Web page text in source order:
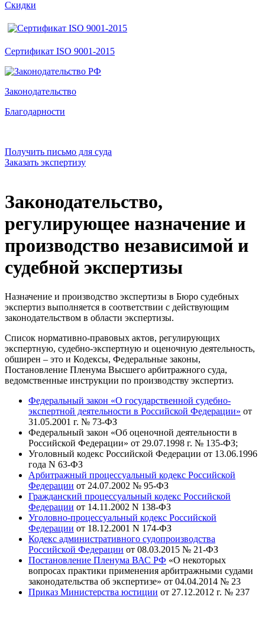
Скидки
Сертификат ISO 9001-2015
Законодательство
Благодарности
Получить письмо для суда
Заказать экспертизу
Законодательство,
регулирующее назначение и
производство независимой и
судебной экспертизы
Назначение и производство экспертизы в Бюро судебных
экспертиз выполняется в соответствии с действующим
законодательством в области экспертизы.
Список нормативно-правовых актов, регулирующих
экспертную, судебно-экспертную и оценочную деятельность,
обширен – это и Кодексы, Федеральные законы,
Постановление Пленума Высшего арбитражного суда,
ведомственные инструкции по производству экспертиз.
Федеральный закон «О государственной судебно-
экспертной деятельности в Российской Федерации» от
31.05.2001 г. № 73-ФЗ
Федеральный закон «Об оценочной деятельности в
Российской Федерации» от 29.07.1998 г. № 135-ФЗ;
Уголовный кодекс Российской Федерации от 13.06.1996
года N 63-ФЗ
Арбитражный процессуальный кодекс Российской
Федерации от 24.07.2002 № 95-ФЗ
Гражданский процессуальный кодекс Российской
Федерации от 14.11.2002 N 138-ФЗ
Уголовно-процессуальный кодекс Российской
Федерации от 18.12.2001 N 174-ФЗ
Кодекс административного судопроизводства
Российской Федерации от 08.03.2015 № 21-ФЗ
Постановление Пленума ВАС РФ «О некоторых
вопросах практики применения арбитражными судами
законодательства об экспертизе» от 04.04.2014 № 23
Приказ Министерства юстиции от 27.12.2012 г. № 237